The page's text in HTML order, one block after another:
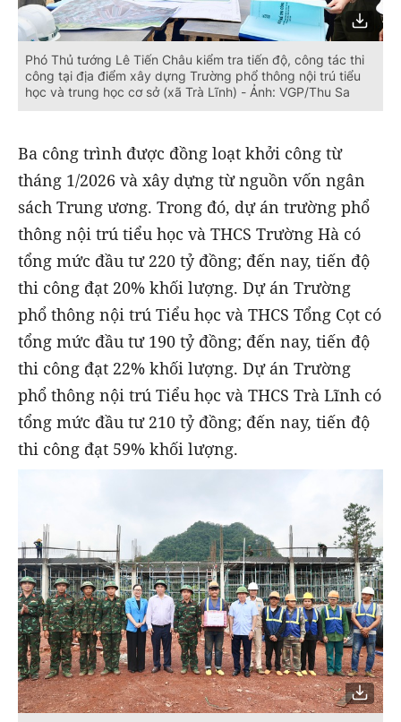
Phó Thủ tướng Lê Tiến Châu kiểm tra tiến độ, công tác thi
công tại địa điểm xây dựng Trường phổ thông nội trú tiểu
học và trung học cơ sở (xã Trà Lĩnh) - Ảnh: VGP/Thu Sa
Ba công trình được đồng loạt khởi công từ
tháng 1/2026 và xây dựng từ nguồn vốn ngân
sách Trung ương. Trong đó, dự án trường phổ
thông nội trú tiểu học và THCS Trường Hà có
tổng mức đầu tư 220 tỷ đồng; đến nay, tiến độ
thi công đạt 20% khối lượng. Dự án Trường
phổ thông nội trú Tiểu học và THCS Tổng Cọt có
tổng mức đầu tư 190 tỷ đồng; đến nay, tiến độ
thi công đạt 22% khối lượng. Dự án Trường
phổ thông nội trú Tiểu học và THCS Trà Lĩnh có
tổng mức đầu tư 210 tỷ đồng; đến nay, tiến độ
thi công đạt 59% khối lượng.